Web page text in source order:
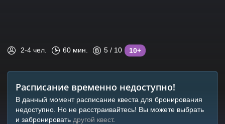
2-4 чел. 60 мин. 5 / 10 10+
Расписание временно недоступно!
В данный момент расписание квеста для бронирования
недоступно. Но не расстраивайтесь! Вы можете выбрать
и забронировать другой квест.